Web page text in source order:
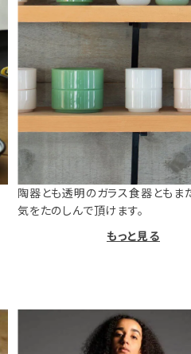
陶器とも透明のガラス食器ともま
気をたのしんで頂けます。
もっと見る